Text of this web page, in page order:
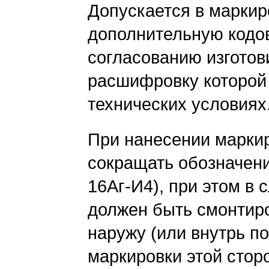
Допускается в
дополнительную
согласованию
расшифровку
технических
При нанесении
сокращать
16Аг-И4), при этом в
должен быть
наружу (или внутрь
маркировки этой